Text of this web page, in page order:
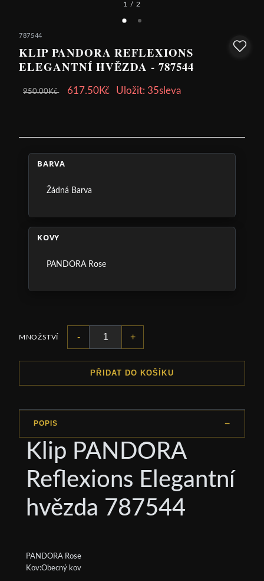
1 / 2
787544
KLIP PANDORA REFLEXIONS
ELEGANTNÍ HVĚZDA - 787544
950.00Kč 617.50Kč Uložit: 35sleva
BARVA
Žádná Barva
KOVY
PANDORA Rose
MNOŽSTVÍ - +
PŘIDAT DO KOŠÍKU
POPIS
Klip PANDORA
Reflexions Elegantní
hvězda 787544
PANDORA Rose
Kov:Obecný kov